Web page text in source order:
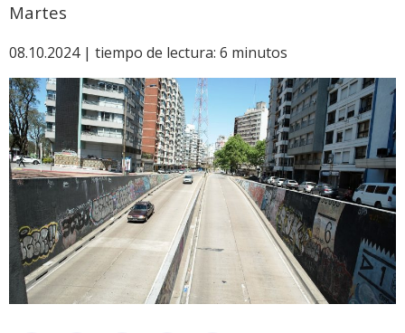
Martes
08.10.2024 | tiempo de lectura: 6 minutos